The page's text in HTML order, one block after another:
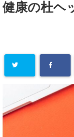
健康の杜ヘ